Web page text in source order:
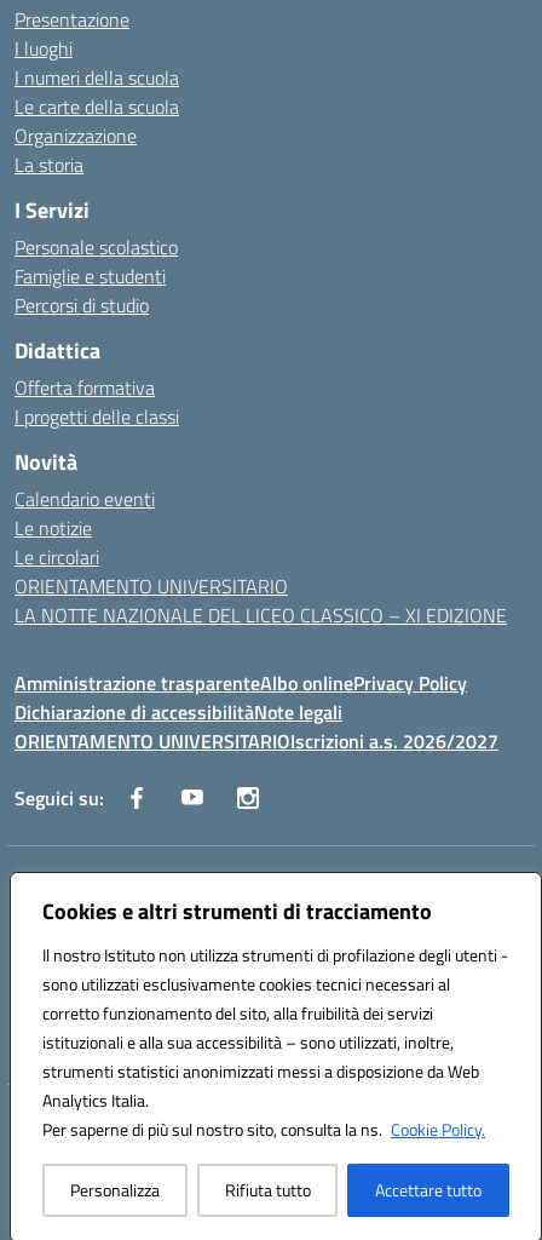
Cookies e altri strumenti di tracciamento
Il nostro Istituto non utilizza strumenti di profilazione degli utenti -
sono utilizzati esclusivamente cookies tecnici necessari al
corretto funzionamento del sito, alla fruibilità dei servizi
istituzionali e alla sua accessibilità – sono utilizzati, inoltre,
strumenti statistici anonimizzati messi a disposizione da Web
Analytics Italia.
Per saperne di più sul nostro sito, consulta la ns. Cookie Policy.
Personalizza Rifiuta tutto Accettare tutto
Presentazione
I luoghi
I numeri della scuola
Le carte della scuola
Organizzazione
La storia
I Servizi
Personale scolastico
Famiglie e studenti
Percorsi di studio
Didattica
Offerta formativa
I progetti delle classi
Novità
Calendario eventi
Le notizie
Le circolari
ORIENTAMENTO UNIVERSITARIO
LA NOTTE NAZIONALE DEL LICEO CLASSICO – XI EDIZIONE
Amministrazione trasparenteAlbo onlinePrivacy Policy
Dichiarazione di accessibilitàNote legali
ORIENTAMENTO UNIVERSITARIOIscrizioni a.s. 2026/2027
Seguici su:
Indirizzo:
Centralino:0882 331218 Email:fgps210002@istruzione.it
Codice fiscale: 93071630714
Codice meccanografico:
FGPS210002
Codice unico di fatturazione (CUF): UF7W9K
Hosting & Powered by 3D Solution S.r.l.
Concept & Design by Designers Italia